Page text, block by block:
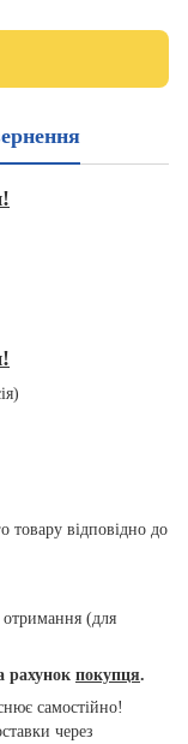
товару відповідно до
(для
рахунок покупця.
самостійно!
через